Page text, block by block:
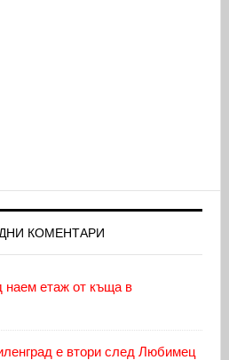
КОМЕНТАРИ
наем етаж от къща в
е втори след Любимец